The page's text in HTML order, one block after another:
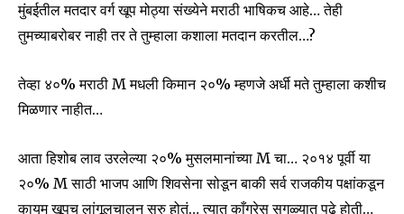
Join our community of
SUBSCRIBERS and be part of the
conversation.
मुंबईतील मतदार वर्ग खूप मोठ्या संख्येने मराठी भाषिकच आहे… तेही
तुमच्याबरोबर नाही तर ते तुम्हाला कशाला मतदान करतील…?
तेव्हा ४०% मराठी M मधली किमान २०% म्हणजे अर्धी मते तुम्हाला कशीच
मिळणार नाहीत…
आता हिशोब लाव उरलेल्या २०% मुसलमानांच्या M चा… २०१४ पूर्वी या
२०% M साठी भाजप आणि शिवसेना सोडून बाकी सर्व राजकीय पक्षांकडून
कायम खूपच लांगूलचालन सुरु होतं… त्यात काँग्रेस सगळ्यात पुढे होती…